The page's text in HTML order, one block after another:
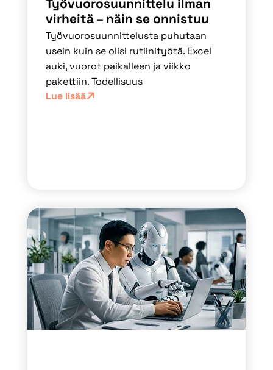
virheitä – näin se onnistuu
Työvuorosuunnittelusta puhutaan
usein kuin se olisi rutiinityötä. Excel
auki, vuorot paikalleen ja viikko
pakettiin. Todellisuus
Lue lisää